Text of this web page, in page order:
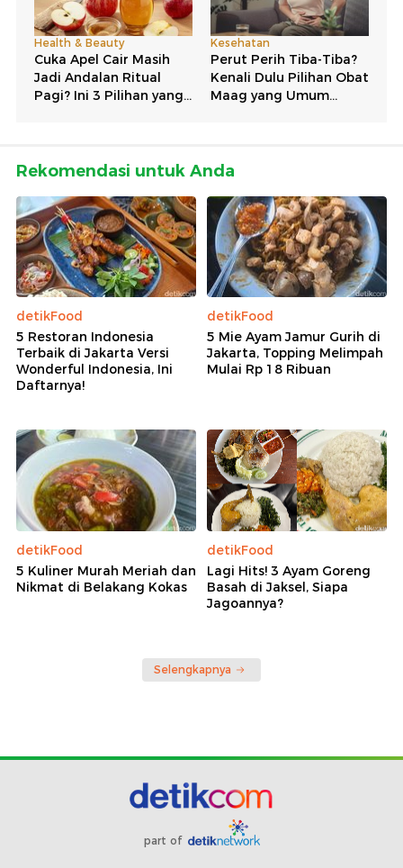
Rekomendasi untuk Anda
detikFood
5 Restoran Indonesia
Terbaik di Jakarta Versi
Wonderful Indonesia, Ini
Daftarnya!
detikFood
5 Mie Ayam Jamur Gurih di
Jakarta, Topping Melimpah
Mulai Rp 18 Ribuan
detikFood
5 Kuliner Murah Meriah dan
Nikmat di Belakang Kokas
detikFood
Lagi Hits! 3 Ayam Goreng
Basah di Jaksel, Siapa
Jagoannya?
Selengkapnya
part of